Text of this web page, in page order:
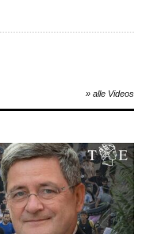
» alle Videos